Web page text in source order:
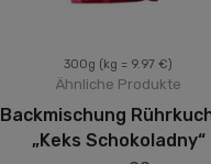
300g (kg = 9.97 €)
Ähnliche Produkte
Backmischung
„Keks Schokoladny“